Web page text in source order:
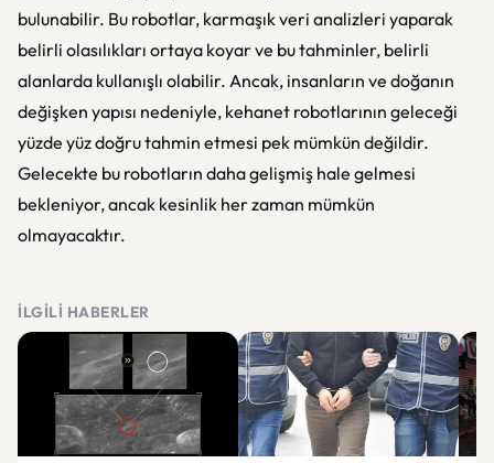
bulunabilir. Bu robotlar, karmaşık veri analizleri yaparak
belirli olasılıkları ortaya koyar ve bu tahminler, belirli
alanlarda kullanışlı olabilir. Ancak, insanların ve doğanın
değişken yapısı nedeniyle, kehanet robotlarının geleceği
yüzde yüz doğru tahmin etmesi pek mümkün değildir.
Gelecekte bu robotların daha gelişmiş hale gelmesi
bekleniyor, ancak kesinlik her zaman mümkün
olmayacaktır.
İLGILI HABERLER